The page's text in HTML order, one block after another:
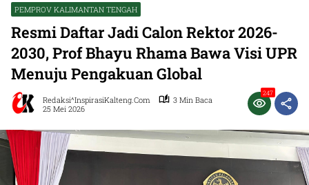
PEMPROV KALIMANTAN TENGAH
Resmi Daftar Jadi Calon Rektor 2026-
2030, Prof Bhayu Rhama Bawa Visi UPR
Menuju Pengakuan Global
Redaksi^InspirasiKalteng.com
3 Min Baca
25 Mei 2026
247